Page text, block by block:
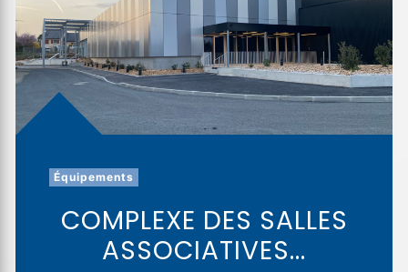
Équipements
COMPLEXE DES SALLES
ASSOCIATIVES...